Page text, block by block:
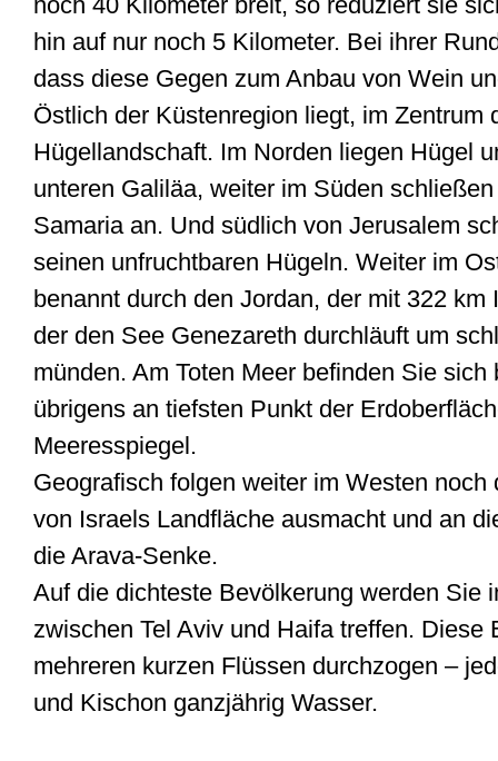
hin auf nur noch 5 Kilometer. Bei ihrer
dass diese Gegen zum Anbau von Wein
Östlich der Küstenregion liegt, im Zentrum
Hügellandschaft. Im Norden liegen Hügel
unteren Galiläa, weiter im Süden
Samaria an. Und südlich von Jerusalem
seinen unfruchtbaren Hügeln. Weiter im
benannt durch den Jordan, der mit 322
der den See Genezareth durchläuft um
münden. Am Toten Meer befinden Sie
übrigens an tiefsten Punkt der
Meeresspiegel.
Geografisch folgen weiter im Westen noch
von Israels Landfläche ausmacht und an
die Arava-Senke.
Auf die dichteste Bevölkerung werden Sie
zwischen Tel Aviv und Haifa treffen. Diese
mehreren kurzen Flüssen durchzogen –
und Kischon ganzjährig Wasser.